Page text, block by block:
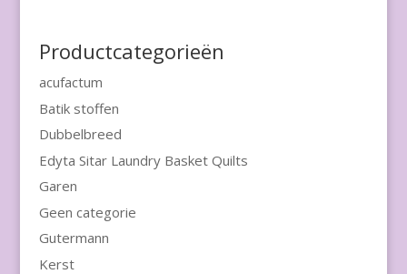
Productcategorieën
acufactum
Batik stoffen
Dubbelbreed
Edyta Sitar Laundry Basket Quilts
Garen
Geen categorie
Gutermann
Kerst